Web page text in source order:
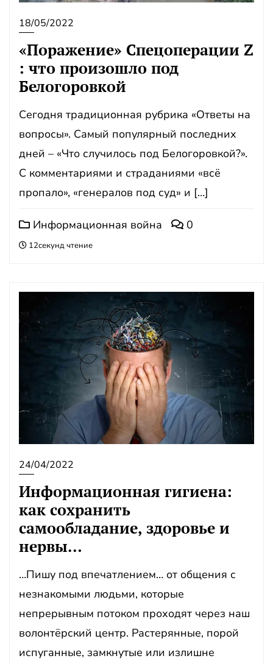
18/05/2022
«Поражение» Спецоперации Z
: что произошло под
Белогоровкой
Сегодня традиционная рубрика «Ответы на
вопросы». Самый популярный последних
дней – «Что случилось под Белогоровкой?».
С комментариями и страданиями «всё
пропало», «генералов под суд» и […]
Информационная война 0
12секунд чтение
24/04/2022
Информационная гигиена:
как сохранить
самообладание, здоровье и
нервы…
…Пишу под впечатлением… от общения с
незнакомыми людьми, которые
непрерывным потоком проходят через наш
волонтёрский центр. Растерянные, порой
испуганные, замкнутые или излишне